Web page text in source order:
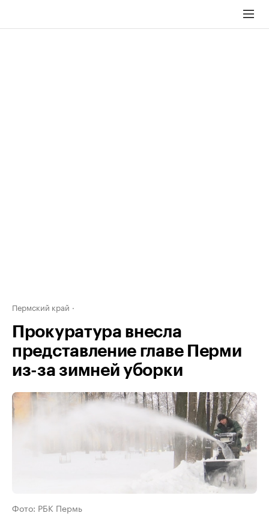
Пермский край
Прокуратура внесла
представление главе Перми
из-за зимней уборки
Фото: РБК Пермь